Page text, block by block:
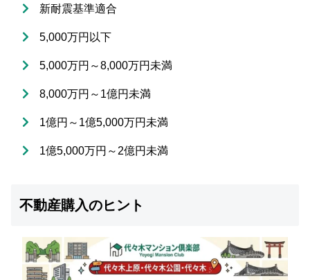
新耐震基準適合
5,000万円以下
5,000万円～8,000万円未満
8,000万円～1億円未満
1億円～1億5,000万円未満
1億5,000万円～2億円未満
不動産購入のヒント